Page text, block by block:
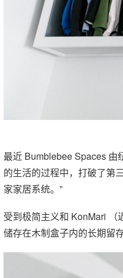
最近 Bumblebee Spaces 由
的生活的过程中，打破了第
家家居系统。”
受到极简主义和 KonMari
储存在木制盒子内的长期留